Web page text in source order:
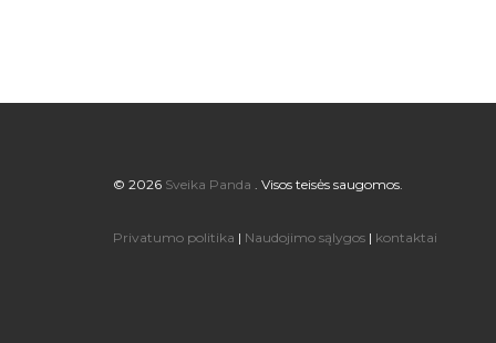
© 2026 Sveika Panda . Visos teisės saugomos.
Privatumo politika | Naudojimo sąlygos | kontaktai